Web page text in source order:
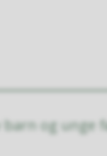
og unge